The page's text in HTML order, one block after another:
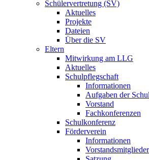
Schülervertretung (SV)
Aktuelles
Projekte
Dateien
Über die SV
Eltern
Mitwirkung am LLG
Aktuelles
Schulpflegschaft
Informationen
Aufgaben der
Vorstand
Fachkonferenzen
Schulkonferenz
Förderverein
Informationen
Vorstandsmitglieder